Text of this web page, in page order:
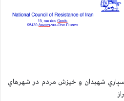
شهيدان و خيزش مردم در شهرهاي